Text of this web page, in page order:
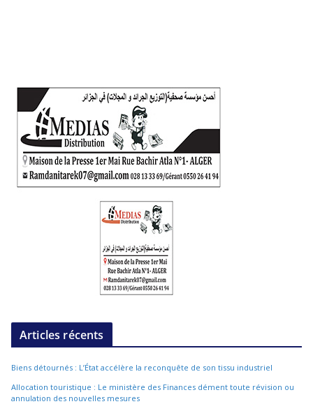
Articles récents
Biens détournés : L’État accélère la reconquête de son tissu industriel
Allocation touristique : Le ministère des Finances dément toute révision ou
annulation des nouvelles mesures